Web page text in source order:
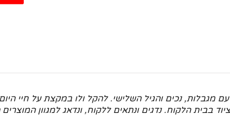
מגבלות, נכים והגיל השלישי. להקל ולו במקצת על חיי
בבית הלקוח. נדגים ונתאים ללקוח, ונדאג למגוון